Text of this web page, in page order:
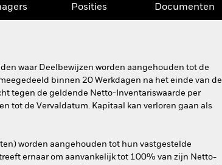
Posities Documenten
waar Deelbewijzen worden aangehouden tot de
binnen 20 Werkdagen na het einde van de
tegen de geldende Netto-Inventariswaarde per
tot de Vervaldatum. Kapitaal kan verloren gaan als
worden aangehouden tot hun vastgestelde
ernaar om aanvankelijk tot 100% van zijn Netto-